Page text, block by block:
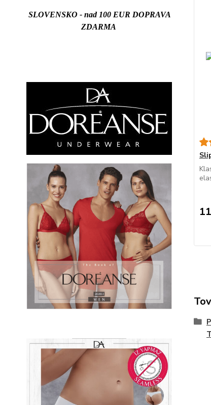
SLOVENSKO - nad 100 EUR DOPRAVA
ZDARMA